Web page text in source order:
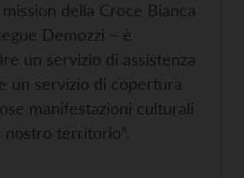
della Croce Bianca
Demozzi – è
un servizio di assistenza
un servizio di copertura
manifestazioni culturali
territorio”.